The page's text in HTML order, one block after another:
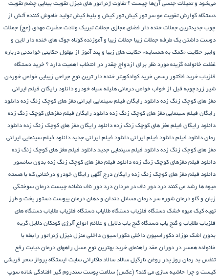
می‌شود و تمیلات جنسی آن‌ها چیست ؟ تفاوت ژنراتور های دیزل تقویت بینایی چشم تقویت
دستگاه گوارش تقویت مو سر تور کیش تور کیش و بلیط کیش تولید خاموش کننده آتش از
چوب جدیدترین جملات خنده دار فضای مجازی جملات تبریک ولادت حضرت مهدی (عج) جملات
دوست داشتن یک طرفه جملات زیبا جملات زیبا و آموزنده کوتاه جوک های خنده دار لاین و
وایبر حکایت «کمک به همسایه» حکایت های زیبا و پند آموز از بهلول حکایتی خواندنی درباره
غفلت خانواده گزینه مورد نظر برای ازدواج چقدر در انتخاب اهمیت دارد ؟ خرید دستگاه
فلزیاب خرید فاکتور رسمی خرید کوادکوپتر خنده دار ترین نوع جراحی زیبایی خواص خوردن
شیر زردچوبه قبل از خواب خواص درمانی هلیله سیاه خودرو دانلود رایگان فیلم ایرانی
مغز های کوچک زنگ زده دانلود رایگان فیلم سینمایی ایرانی مغز های کوچک زنگ زده دانلود
رایگان فیلم سینمایی مغز های کوچک زنگ زده دانلود رایگان فیلم مغزهای کوچک زنگ زده
دانلود رایگان فیلم مغز های کوچک زنگ زده دانلود رایگان مغز های کوچک زنگ زده دانلود
رمان دانلود فیلم دانلود فیلم ایرانی دانلود فیلم ایرانی جدید دانلود فیلم سینمایی ایرانی
مغز های کوچک زنگ زده دانلود فیلم سینمایی جدید دانلود فیلم مغز های کوچک زنگ زده
دانلود فیلم مغزهای کوچک زنگ زده دانلود فیلم مغز های کوچک زنگ زده بدون سانسور
دانلود فیلم مغز های کوچک زنگ زده رایگان درج آگهی رایگان خودرو درختانی که با هسته
میوه ها رشد می کنند درد دور ناف در مردان درد دور ناف نشانه چیست درمان سوختگی
زبان و گلو درمان شوره سر درمان مسائل دندان و دهان درمان یبوست دستور پخت و طرز
تهیه کیک میوه خشک دستگاه فلزیاب دستگاه‌ طلایاب دستگاه‌ فلزیاب طلایاب دستگاه‌ های
فلزیاب طلایاب و گنج‌ یاب دستگاه‌ گنج‌ یاب دلایل و علائم انواع آلرژی کودکان دلایل گریه
بدون اشک نوزاد دکوراسیون داخلی دکوراسیون داخلی منزل دیزل ژنراتور رابطه با
خانواده همسر در دوران عقد راهنمای خرید بهترین نوع عسل راههای درمان دیابت رفع
تنفس بد رمان روز پدر روغن نارگیل سالاد سالاد ماکارانی سایت ایستگاه پرواز سحر قریشی
کیست و چرا حاشیه سازی می کند؟ (عکس) سلامت پوست سندروم گیر افتادگی شانه سوپ